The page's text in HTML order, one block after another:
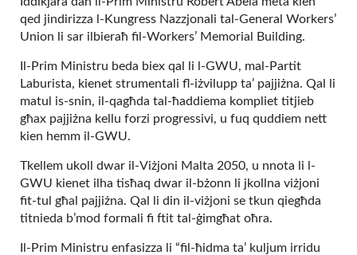
qed jindirizza l-Kungress Nazzjonali tal-General Workers’
Union li sar ilbieraħ fil-Workers’ Memorial Building.
Il-Prim Ministru beda biex qal li l-GWU, mal-Partit
Laburista, kienet strumentali fl-iżvilupp ta’ pajjiżna. Qal li
matul is-snin, il-qagħda tal-ħaddiema kompliet titjieb
għax pajjiżna kellu forzi progressivi, u fuq quddiem nett
kien hemm il-GWU.
Tkellem ukoll dwar il-Viżjoni Malta 2050, u nnota li l-
GWU kienet ilha tisħaq dwar il-bżonn li jkollna viżjoni
fit-tul għal pajjiżna. Qal li din il-viżjoni se tkun qiegħda
titnieda b’mod formali fi ftit tal-ġimgħat oħra.
Il-Prim Ministru enfasizza li “fil-ħidma ta’ kuljum irridu